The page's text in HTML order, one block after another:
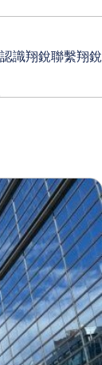
認識翔銳聯繫翔銳